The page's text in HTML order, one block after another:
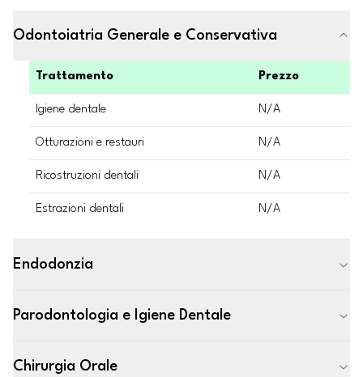
Odontoiatria Generale e Conservativa
Trattamento Prezzo
Igiene dentale N/A
Otturazioni e restauri N/A
Ricostruzioni dentali N/A
Estrazioni dentali N/A
Endodonzia
Parodontologia e Igiene Dentale
Chirurgia Orale